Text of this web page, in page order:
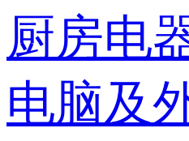
厨房电
电脑及